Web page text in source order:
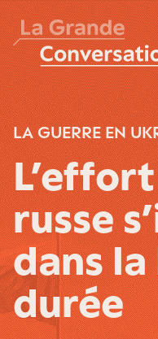
LA GUERRE EN
russe
dans
durée